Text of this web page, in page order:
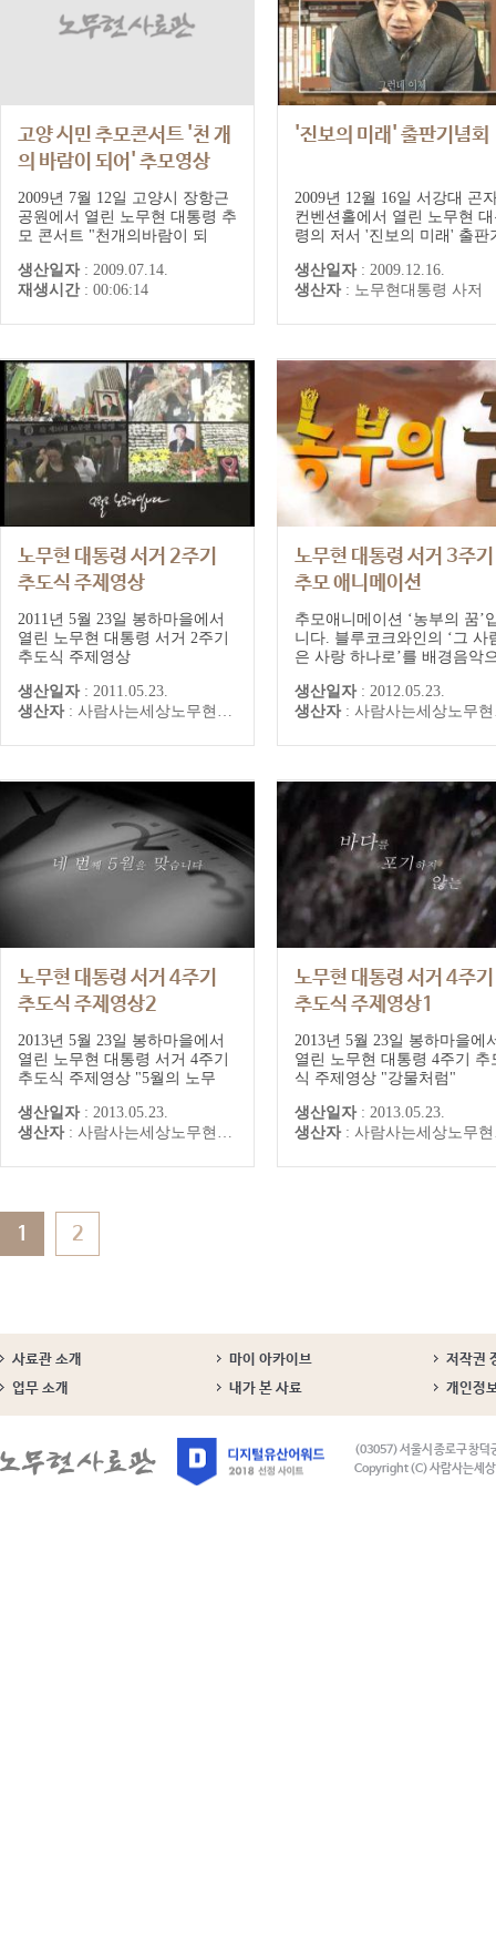
고양 시민 추모콘서트 '천 개
의 바람이 되어' 추모영상
2009년 7월 12일 고양시 장항근
공원에서 열린 노무현 대통령 추
모 콘서트 "천개의바람이 되
생산일자 : 2009.07.14.
재생시간 : 00:06:14
'진보의 미래' 출판기념회
2009년 12월 16일 서강대 곤
컨벤션홀에서 열린 노무현
령의 저서 '진보의 미래' 출판
생산일자 : 2009.12.16.
생산자 : 노무현대통령 사저
노무현 대통령 서거 2주기
추도식 주제영상
2011년 5월 23일 봉하마을에서
열린 노무현 대통령 서거 2주기
추도식 주제영상
생산일자 : 2011.05.23.
생산자 : 사람사는세상노무현재단 사료편찬특별위원회
노무현 대통령 서거 3주기
추모 애니메이션
"농부의 꿈"
추모애니메이션 ‘농부의 꿈’
니다. 블루코크와인의 ‘그 사
은 사랑 하나로’를 배경음악
을 탓하지 않습니다’는 어록
애니메이션으로 표현했습니
공개한 바 있습니다.
생산일자 : 2012.05.23.
생산자 : 사람사는세상노무현재단 사료편찬특별위원회
노무현 대통령 서거 4주기
추도식 주제영상2
"5월의 노무현"
2013년 5월 23일 봉하마을에서
열린 노무현 대통령 서거 4주기
추도식 주제영상 "5월의 노무
생산일자 : 2013.05.23.
생산자 : 사람사는세상노무현재단 노무현사료연구센터
노무현 대통령 서거 4주기
추도식 주제영상1
"강물처럼"
2013년 5월 23일 봉하마을에
열린 노무현 대통령 4주기 추
식 주제영상 "강물처럼"
생산일자 : 2013.05.23.
생산자 : 사람사는세상노무현재단 노무현사료연구센터
1 2
사료관 소개 마이 아카이브
저작권
업무 소개
내가 본 사료 개인정
(03057) 서울시 종로구 창덕
Copyright (C) 사람사는세